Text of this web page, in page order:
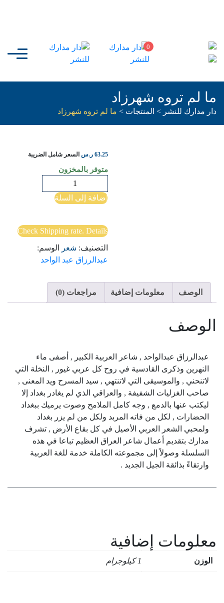
0
ما لم تروه شهرزاد
دار مدارك للنشر > المنتجات > ما لم تروه شهرزاد
63.25 ر.س السعر شامل الضريبة
متوفر بالمخزون
ما
لم
شهرزاد
إضافة إلى السلة
Check Shipping rate. Details
التصنيف: شعر
الوسم:
عبدالرزاق عبد الواحد
الوصف معلومات إضافية مراجعات (0)
الوصف
عبدالرزاق عبدالواحد , شاعر العربية الكبير , أصفى ماء
النهرين وذكرى القادسية في روح كل عربي غيور , النخلة التي
لاتنحني , والموسيقى التي لاتنتهي , سيد المسرح ويد المعنى ,
صاحب الغزليات الشفيفة , والعراقي الذي لم يغادر بغداد إلا
ليكتب عنها بالدمع , وجه كامل الملامح وصوت يرميك ببغداد
الحضارات , لكل من فاته المربد ولكل من لم يزر بغداد
ولمحبي الشعر العربي الأصيل في كل بقاع الأرض , تشرف
مدارك بتقديم أعمال شاعر العراق العظيم تباعا في هذه
السلسلة وصولاً إلى مجموعته الكاملة خدمة للغة العربية
وارتقاءً بذائقة الجيل الجديد .
معلومات إضافية
الوزن 1 كيلوجرام